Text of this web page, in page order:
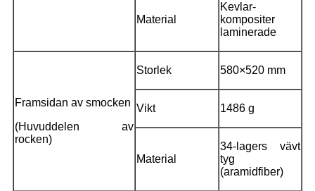
Material
Kevlar-
kompositer
laminerade
Framsidan av smocken
(Huvuddelen av
rocken)
Storlek 580×520 mm
Vikt 1486 g
Material
34-lagers vävt
tyg
(aramidfiber)